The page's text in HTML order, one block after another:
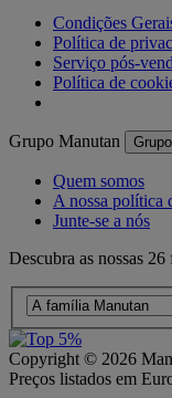
Condições
Política de
Serviço pós-
Política de
Grupo Manutan
Quem somos
A nossa política
Junte-se a nós
Descubra as nossas
Copyright © 2026
Preços listados em